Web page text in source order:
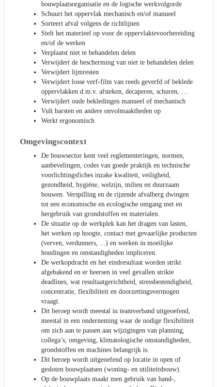
bouwplaatsorganisatie en de logische werkvolgorde
Schuurt het oppervlak mechanisch en/of manueel
Sorteert afval volgens de richtlijnen
Stelt het materieel op voor de oppervlaktevoorbereiding
en/of de werken
Verplaatst niet te behandelen delen
Verwijdert de bescherming van niet te behandelen delen
Verwijdert lijmresten
Verwijdert losse verf-film van reeds geverfd of beklede
oppervlakken d.m.v. afsteken, decaperen, schuren, …
Verwijdert oude bekledingen manueel of mechanisch
Vult barsten en andere onvolmaaktheden op
Werkt ergonomisch
Omgevingscontext
De bouwsector kent veel reglementeringen, normen,
aanbevelingen, codes van goede praktijk en technische
voorlichtingsfiches inzake kwaliteit, veiligheid,
gezondheid, hygiëne, welzijn, milieu en duurzaam
bouwen. Verspilling en de rijzende afvalberg dwingen
tot een economische en ecologische omgang met en
hergebruik van grondstoffen en materialen.
De situatie op de werkplek kan het dragen van lasten,
het werken op hoogte, contact met gevaarlijke producten
(verven, verdunners, ...) en werken in moeilijke
houdingen en omstandigheden impliceren.
De werkopdracht en het eindresultaat worden strikt
afgebakend en er heersen in veel gevallen strikte
deadlines, wat resultaatgerichtheid, stressbestendigheid,
concentratie, flexibiliteit en doorzettingsvermogen
vraagt.
Dit beroep wordt meestal in teamverband uitgeoefend,
meestal in een onderneming waar de nodige flexibiliteit
om zich aan te passen aan wijzigingen van planning,
collega’s, omgeving, klimatologische omstandigheden,
grondstoffen en machines belangrijk is.
Dit beroep wordt uitgeoefend op locatie in open of
gesloten bouwplaatsen (woning- en utiliteitsbouw).
Op de bouwplaats maakt men gebruik van hand-,